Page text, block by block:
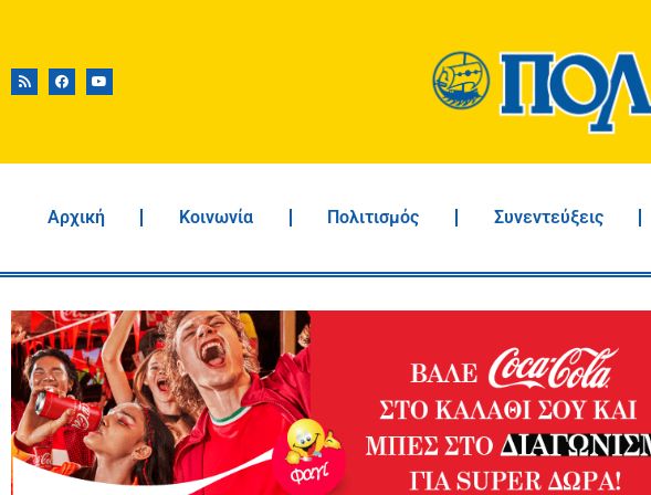
Αρχική Κοινωνία Πολιτισμός Συνεντεύξεις